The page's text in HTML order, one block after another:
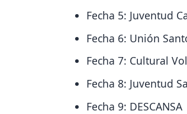
Fecha 5: Juventud
Fecha 6: Unión
Fecha 7: Cultural
Fecha 8: Juventud
Fecha 9: DESCANSA